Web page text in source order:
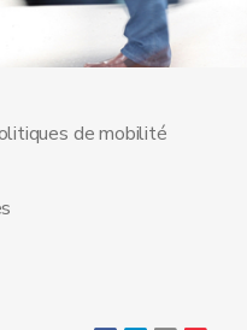
de mobilité